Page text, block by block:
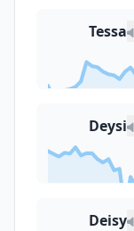
Tessa
Deysi
Deisy